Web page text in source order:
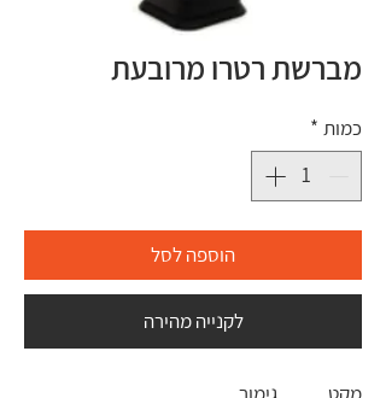
מברשת רטרו מרובעת
כמות *
הוספה לסל
לקנייה מהירה
מקט
גימור